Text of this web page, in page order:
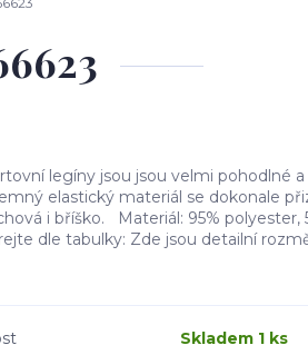
legíny jsou jsou velmi pohodlné
elastický materiál se dokonale
i bříško. Materiál: 95% polyester,
dle tabulky: Zde jsou detailní
Skladem 1 ks